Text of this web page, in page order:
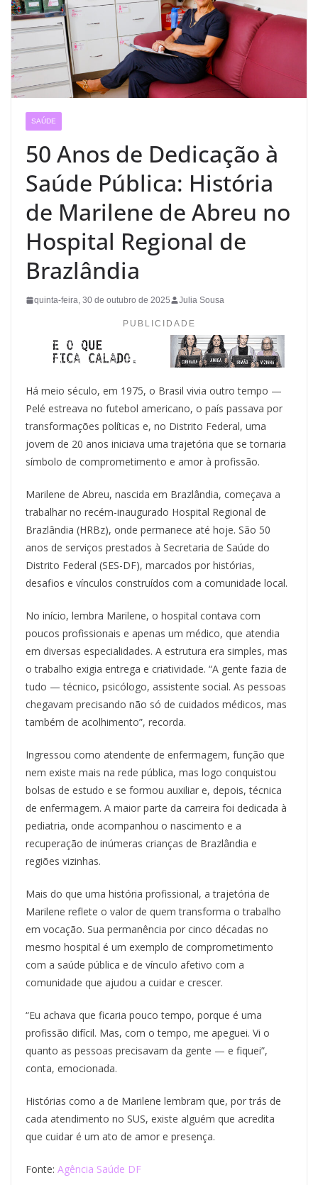
SAÚDE
50 Anos de Dedicação à
Saúde Pública: História
de Marilene de Abreu no
Hospital Regional de
Brazlândia
quinta-feira, 30 de outubro de 2025 Julia Sousa
PUBLICIDADE
Há meio século, em 1975, o Brasil vivia outro tempo —
Pelé estreava no futebol americano, o país passava por
transformações políticas e, no Distrito Federal, uma
jovem de 20 anos iniciava uma trajetória que se tornaria
símbolo de comprometimento e amor à profissão.
Marilene de Abreu, nascida em Brazlândia, começava a
trabalhar no recém-inaugurado Hospital Regional de
Brazlândia (HRBz), onde permanece até hoje. São 50
anos de serviços prestados à Secretaria de Saúde do
Distrito Federal (SES-DF), marcados por histórias,
desafios e vínculos construídos com a comunidade local.
No início, lembra Marilene, o hospital contava com
poucos profissionais e apenas um médico, que atendia
em diversas especialidades. A estrutura era simples, mas
o trabalho exigia entrega e criatividade. “A gente fazia de
tudo — técnico, psicólogo, assistente social. As pessoas
chegavam precisando não só de cuidados médicos, mas
também de acolhimento”, recorda.
Ingressou como atendente de enfermagem, função que
nem existe mais na rede pública, mas logo conquistou
bolsas de estudo e se formou auxiliar e, depois, técnica
de enfermagem. A maior parte da carreira foi dedicada à
pediatria, onde acompanhou o nascimento e a
recuperação de inúmeras crianças de Brazlândia e
regiões vizinhas.
Mais do que uma história profissional, a trajetória de
Marilene reflete o valor de quem transforma o trabalho
em vocação. Sua permanência por cinco décadas no
mesmo hospital é um exemplo de comprometimento
com a saúde pública e de vínculo afetivo com a
comunidade que ajudou a cuidar e crescer.
“Eu achava que ficaria pouco tempo, porque é uma
profissão difícil. Mas, com o tempo, me apeguei. Vi o
quanto as pessoas precisavam da gente — e fiquei”,
conta, emocionada.
Histórias como a de Marilene lembram que, por trás de
cada atendimento no SUS, existe alguém que acredita
que cuidar é um ato de amor e presença.
Fonte: Agência Saúde DF